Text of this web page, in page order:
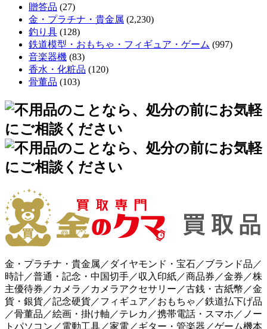
贈答品 (27)
金・プラチナ・貴金属 (2,230)
釣り具 (128)
鉄道模型・おもちゃ・フィギュア・ゲーム (997)
音楽器機 (83)
香水・化粧品 (120)
骨董品 (103)
金・プラチナ・貴金属／ダイヤモンド・宝石／ブランド品／
時計／普通・記念・中国切手／収入印紙／商品券／金券／株
主優待券／カメラ／カメラアクセサリー／古銭・古紙幣／金
貨・銀貨／記念硬貨／フィギュア／おもちゃ／鉄道払下げ品
／骨董品／絵画・掛け軸／テレカ／携帯電話・スマホ／ノー
トパソコン／電動工具／家電／ギター・管楽器／ゲーム機本